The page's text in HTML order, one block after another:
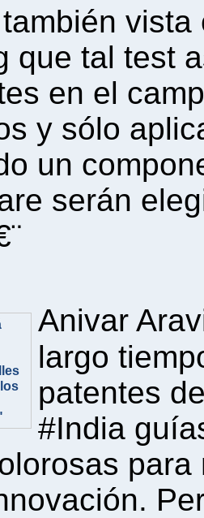
vista
que tal test
en el
y sólo
un
serán
Anivar
largo
patentes
#India